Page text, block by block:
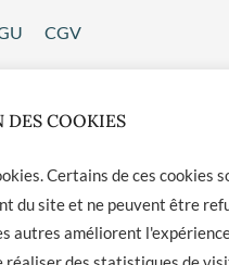
CGV
COOKIES
Certains de ces cookies
du site et ne peuvent être
autres améliorent